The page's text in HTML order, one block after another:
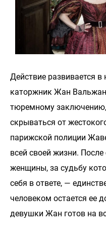
Действие развивается в
каторжник Жан
тюремному
скрываться от
парижской полиции
всей своей жизни.
женщины, за судьбу
себя в ответе, —
человеком остается ее
девушки Жан готов на